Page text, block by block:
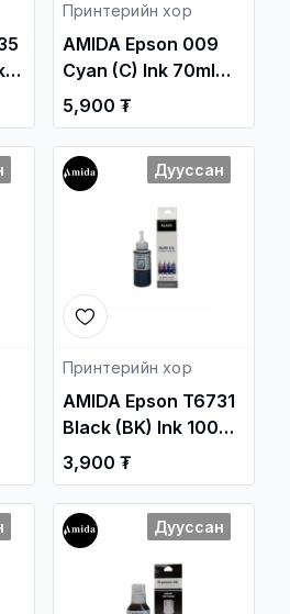
Принтерийн хор
AMIDA Epson 009
Cyan (C) Ink 70ml
OEM /L15150,
L15158.../ /
Принтерийн хор /
5,900 ₮
Дууссан
Принтерийн хор
AMIDA Epson T6731
Black (BK) Ink 100ml
OEM /L1800, L805,
L850/ / Принтерийн
хор /
3,900 ₮
Дууссан